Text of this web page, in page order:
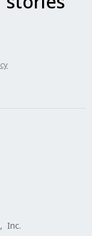
Inc.